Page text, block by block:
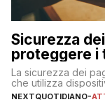
Sicurezza
proteggere i
La sicurezza dei
che utilizza
NEXTQUOTIDIANO-